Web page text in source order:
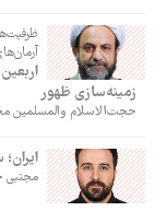
زمینه‌سازی ظهور
حجت‌الاسلام والمسلمین
مجتبی